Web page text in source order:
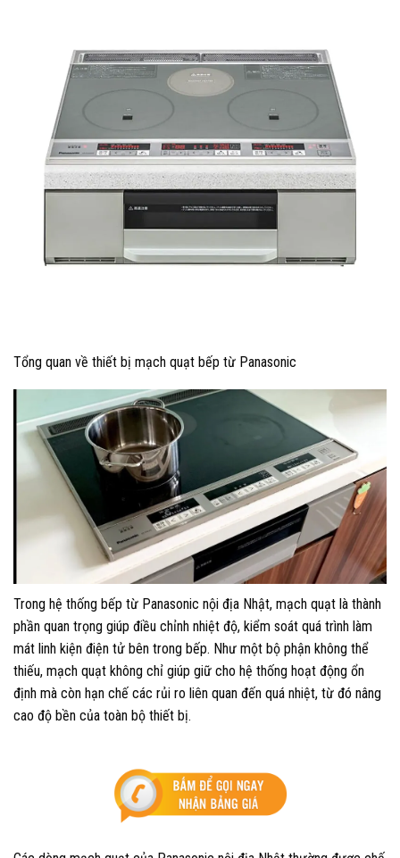
Tổng quan về thiết bị mạch quạt bếp từ Panasonic
Trong hệ thống bếp từ Panasonic nội địa Nhật, mạch quạt là thành
phần quan trọng giúp điều chỉnh nhiệt độ, kiểm soát quá trình làm
mát linh kiện điện tử bên trong bếp. Như một bộ phận không thể
thiếu, mạch quạt không chỉ giúp giữ cho hệ thống hoạt động ổn
định mà còn hạn chế các rủi ro liên quan đến quá nhiệt, từ đó nâng
cao độ bền của toàn bộ thiết bị.